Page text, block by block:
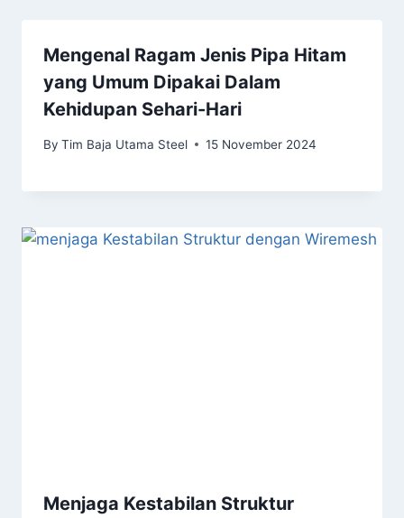
Mengenal Ragam Jenis Pipa Hitam
yang Umum Dipakai Dalam
Kehidupan Sehari-Hari
By Tim Baja Utama Steel 15 November 2024
Menjaga Kestabilan Struktur